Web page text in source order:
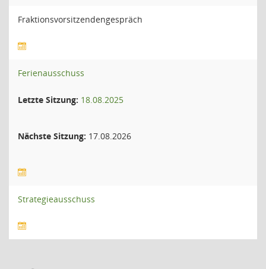
Fraktionsvorsitzendengespräch
Ferienausschuss
Letzte Sitzung: 18.08.2025
Nächste Sitzung: 17.08.2026
Strategieausschuss